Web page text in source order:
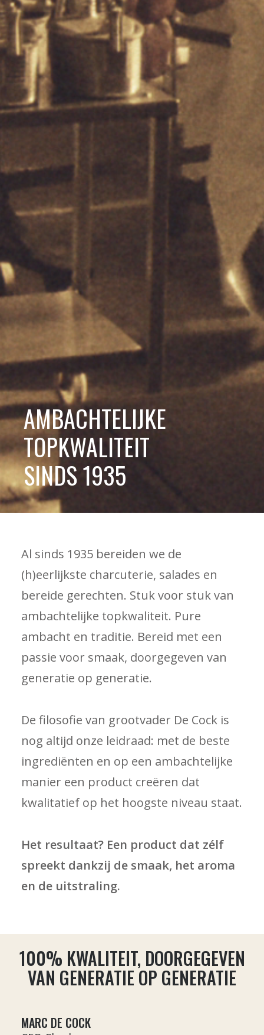
AMBACHTELIJKE
TOPKWALITEIT
SINDS 1935
Al sinds 1935 bereiden we de
(h)eerlijkste charcuterie, salades en
bereide gerechten. Stuk voor stuk van
ambachtelijke topkwaliteit. Pure
ambacht en traditie. Bereid met een
passie voor smaak, doorgegeven van
generatie op generatie.
De filosofie van grootvader De Cock is
nog altijd onze leidraad: met de beste
ingrediënten en op een ambachtelijke
manier een product creëren dat
kwalitatief op het hoogste niveau staat.
Het resultaat? Een product dat zélf
spreekt dankzij de smaak, het aroma
en de uitstraling.
100% KWALITEIT, DOORGEGEVEN
VAN GENERATIE OP GENERATIE
MARC DE COCK